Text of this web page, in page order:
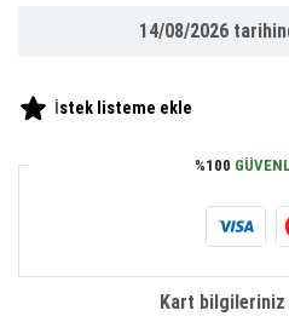
Robot
14/08/2026
İstek listeme ekle
%100
Kart bilgileriniz